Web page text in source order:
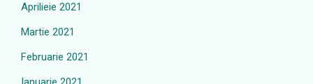
Aprilieie 2021
Martie 2021
Februarie 2021